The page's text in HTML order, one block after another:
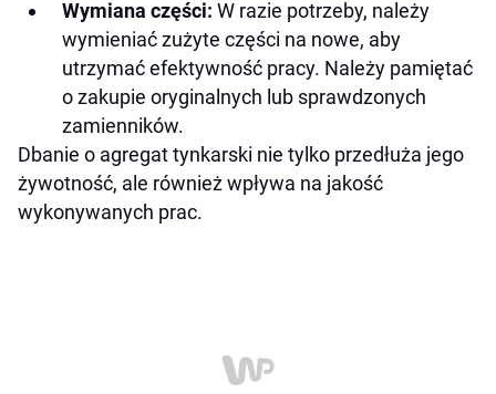
Wymiana części: W razie potrzeby, należy
wymieniać zużyte części na nowe, aby
utrzymać efektywność pracy. Należy pamiętać
o zakupie oryginalnych lub sprawdzonych
zamienników.
Dbanie o agregat tynkarski nie tylko przedłuża jego
żywotność, ale również wpływa na jakość
wykonywanych prac.